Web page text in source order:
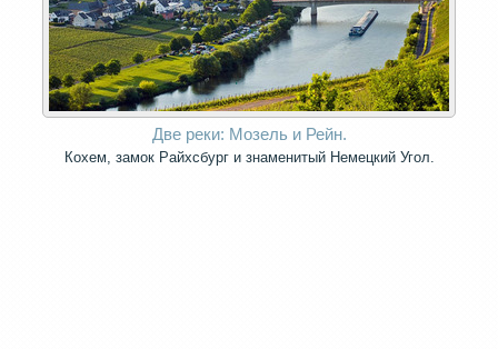
Две реки: Мозель и Рейн.
Кохем, замок Райхсбург и знаменитый Немецкий Угол.